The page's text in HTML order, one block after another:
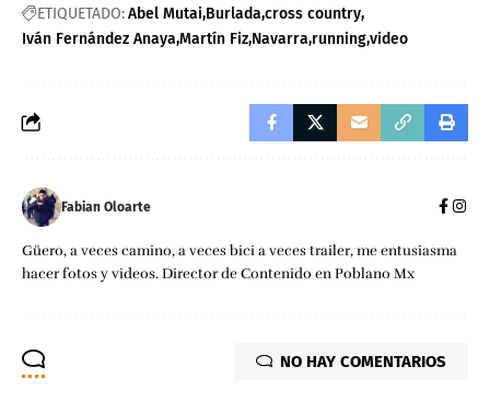
ETIQUETADO:Abel Mutai Burlada cross country
Iván Fernández Anaya Martín Fiz Navarra runningvideo
Fabian Oloarte
Güero, a veces camino, a veces bici a veces trailer, me entusiasma
hacer fotos y videos. Director de Contenido en Poblano Mx
NO HAY COMENTARIOS